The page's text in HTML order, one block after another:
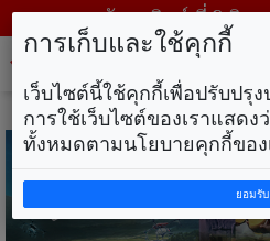
วันอาทิตย์ ที่ 9 สิง
การเก็บและใช้คุกกี้
เว็บไซต์นี้ใช้คุกกี้เพื่อปรับปรุ
การใช้เว็บไซต์ของเราแสด
ทั้งหมดตามนโยบายคุกกี้ของ
ยอมรับ